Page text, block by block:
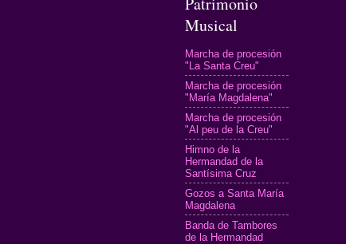
Musical
Marcha de procesión
"La Santa Creu"
Marcha de procesión
"María Magdalena"
Marcha de procesión
"Al peu de la Creu"
Himno de la
Hermandad de la
Santísima Cruz
Gozos a Santa María
Magdalena
Banda de Tambores
de la Hermandad